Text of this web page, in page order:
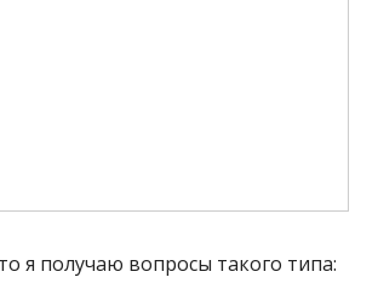
я получаю вопросы такого типа: